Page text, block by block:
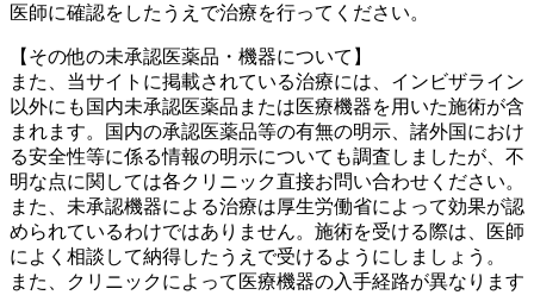
医師に確認をしたうえで治療を行ってください。
【その他の未承認医薬品・機器について】
また、当サイトに掲載されている治療には、インビザライン
以外にも国内未承認医薬品または医療機器を用いた施術が含
まれます。国内の承認医薬品等の有無の明示、諸外国におけ
る安全性等に係る情報の明示についても調査しましたが、不
明な点に関しては各クリニック直接お問い合わせください。
また、未承認機器による治療は厚生労働省によって効果が認
められているわけではありません。施術を受ける際は、医師
によく相談して納得したうえで受けるようにしましょう。
また、クリニックによって医療機器の入手経路が異なります